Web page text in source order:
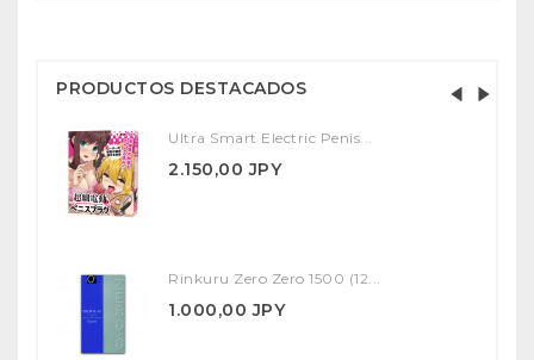
PRODUCTOS DESTACADOS
Ultra Smart Electric Penis...
2.150,00 JPY
Rinkuru Zero Zero 1500 (12...
1.000,00 JPY